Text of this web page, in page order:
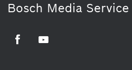
Bosch Media Service